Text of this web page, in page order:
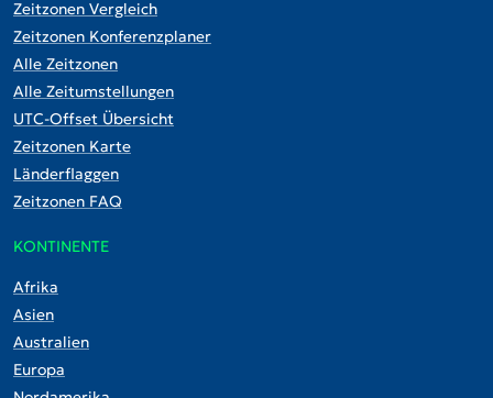
Zeitzonen Vergleich
Zeitzonen Konferenzplaner
Alle Zeitzonen
Alle Zeitumstellungen
UTC-Offset Übersicht
Zeitzonen Karte
Länderflaggen
Zeitzonen FAQ
KONTINENTE
Afrika
Asien
Australien
Europa